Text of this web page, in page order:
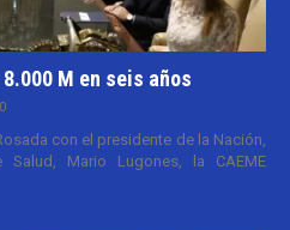
M en seis años
con el presidente de la Nación,
Mario Lugones, la CAEME